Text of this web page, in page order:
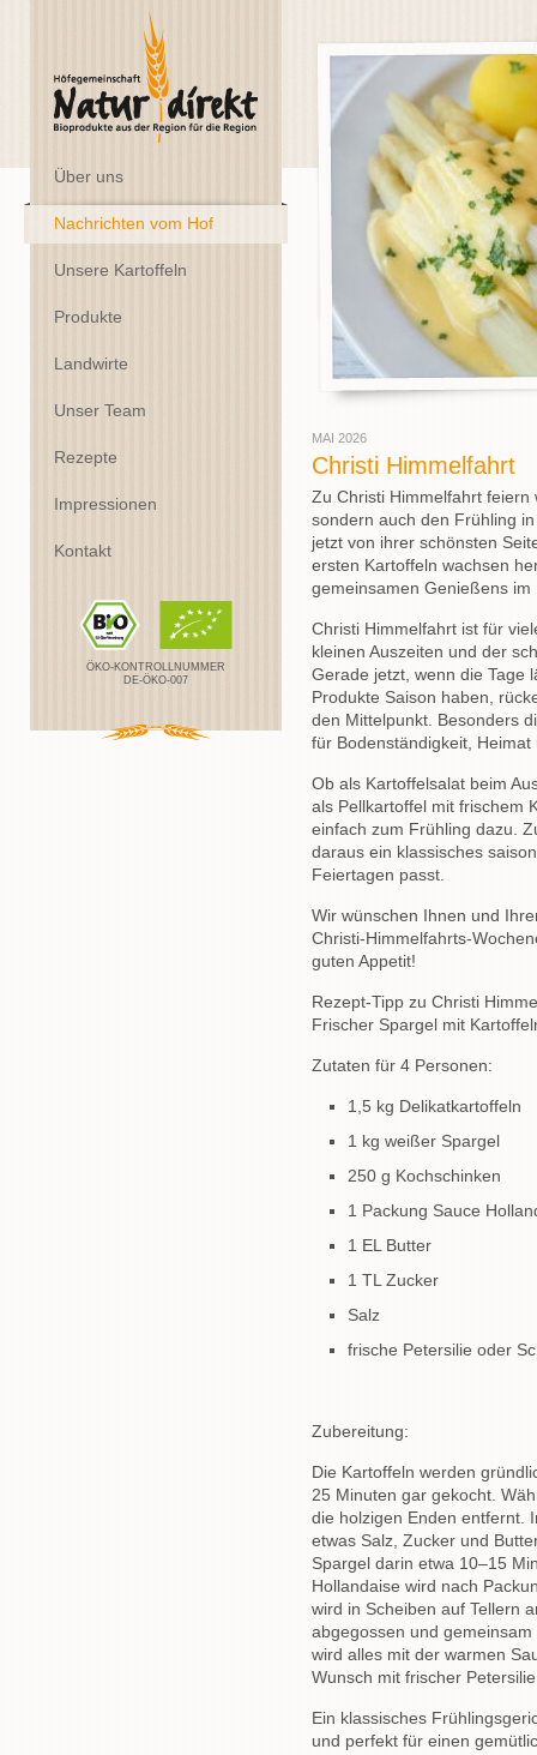
Über uns
Nachrichten vom Hof
Unsere Kartoffeln
Produkte
Landwirte
Unser Team
Rezepte
Impressionen
Kontakt
ÖKO-KONTROLLNUMMER
DE-ÖKO-007
MAI 2026
Christi Himmelfahrt
Zu Christi Himmelfahrt
sondern auch den Frühling
jetzt von ihrer schönsten
ersten Kartoffeln wachsen
gemeinsamen Genießens im
Christi Himmelfahrt ist für
kleinen Auszeiten und der
Gerade jetzt, wenn die Tage
Produkte Saison haben,
den Mittelpunkt. Besonders
für Bodenständigkeit,
Ob als Kartoffelsalat beim
als Pellkartoffel mit frischem
einfach zum Frühling dazu.
daraus ein klassisches
Feiertagen passt.
Wir wünschen Ihnen und
Christi-Himmelfahrts-
guten Appetit!
Rezept-Tipp zu Christi
Frischer Spargel mit
Zutaten für 4 Personen:
1,5 kg Delikatkartoffeln
1 kg weißer Spargel
250 g Kochschinken
1 Packung Sauce
1 EL Butter
1 TL Zucker
Salz
frische Petersilie oder
Zubereitung:
Die Kartoffeln werden
25 Minuten gar gekocht.
die holzigen Enden entfernt.
etwas Salz, Zucker und
Spargel darin etwa 10–15
Hollandaise wird nach
wird in Scheiben auf Tellern
abgegossen und
wird alles mit der warmen
Wunsch mit frischer
Ein klassisches
und perfekt für einen